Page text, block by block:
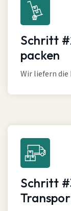
Schritt
packen
Wir liefern die
Schritt